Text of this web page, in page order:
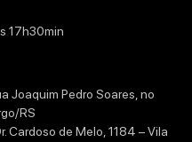
17h30min
Joaquim Pedro Soares, no
RS
Cardoso de Melo, 1184 – Vila